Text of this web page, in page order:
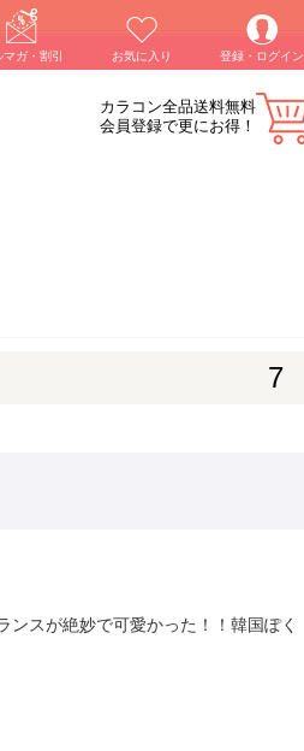
マガ・割引 お気に入り 登録・ログイン
カラコン全品送料無料
会員登録で更にお得！
7
スが絶妙で可愛かった！！韓国ぽく